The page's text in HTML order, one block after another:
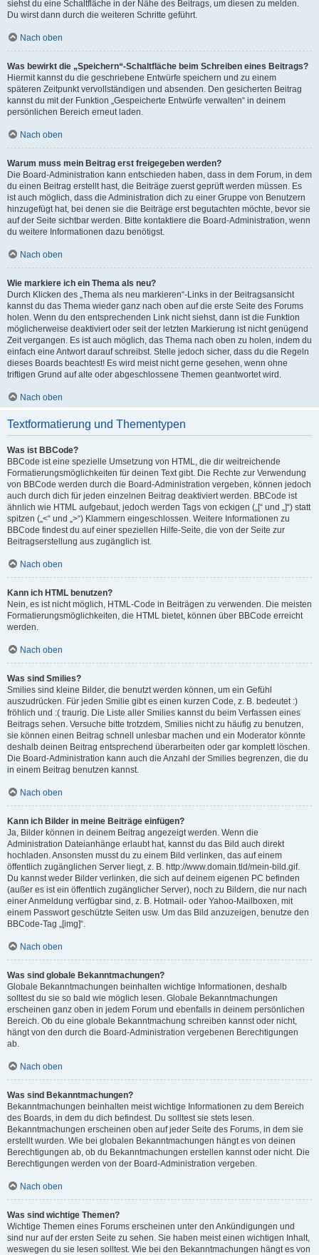
siehst du eine Schaltfläche in der Nähe des Beitrags, um diesen zu melden.
Du wirst dann durch die weiteren Schritte geführt.
Nach oben
Was bewirkt die „Speichern“-Schaltfläche beim Schreiben eines Beitrags?
Hiermit kannst du die geschriebene Entwürfe speichern und zu einem
späteren Zeitpunkt vervollständigen und absenden. Den gesicherten Beitrag
kannst du mit der Funktion „Gespeicherte Entwürfe verwalten“ in deinem
persönlichen Bereich erneut laden.
Nach oben
Warum muss mein Beitrag erst freigegeben werden?
Die Board-Administration kann entschieden haben, dass in dem Forum, in dem
du einen Beitrag erstellt hast, die Beiträge zuerst geprüft werden müssen. Es
ist auch möglich, dass die Administration dich zu einer Gruppe von Benutzern
hinzugefügt hat, bei denen sie die Beiträge erst begutachten möchte, bevor sie
auf der Seite sichtbar werden. Bitte kontaktiere die Board-Administration, wenn
du weitere Informationen dazu benötigst.
Nach oben
Wie markiere ich ein Thema als neu?
Durch Klicken des „Thema als neu markieren“-Links in der Beitragsansicht
kannst du das Thema wieder ganz nach oben auf die erste Seite des Forums
holen. Wenn du den entsprechenden Link nicht siehst, dann ist die Funktion
möglicherweise deaktiviert oder seit der letzten Markierung ist nicht genügend
Zeit vergangen. Es ist auch möglich, das Thema nach oben zu holen, indem du
einfach eine Antwort darauf schreibst. Stelle jedoch sicher, dass du die Regeln
dieses Boards beachtest! Es wird meist nicht gerne gesehen, wenn ohne
triftigen Grund auf alte oder abgeschlossene Themen geantwortet wird.
Nach oben
Textformatierung und Thementypen
Was ist BBCode?
BBCode ist eine spezielle Umsetzung von HTML, die dir weitreichende
Formatierungsmöglichkeiten für deinen Text gibt. Die Rechte zur Verwendung
von BBCode werden durch die Board-Administration vergeben, können jedoch
auch durch dich für jeden einzelnen Beitrag deaktiviert werden. BBCode ist
ähnlich wie HTML aufgebaut, jedoch werden Tags von eckigen („[“ und „]“) statt
spitzen („<“ und „>“) Klammern eingeschlossen. Weitere Informationen zu
BBCode findest du auf einer speziellen Hilfe-Seite, die von der Seite zur
Beitragserstellung aus zugänglich ist.
Nach oben
Kann ich HTML benutzen?
Nein, es ist nicht möglich, HTML-Code in Beiträgen zu verwenden. Die meisten
Formatierungsmöglichkeiten, die HTML bietet, können über BBCode erreicht
werden.
Nach oben
Was sind Smilies?
Smilies sind kleine Bilder, die benutzt werden können, um ein Gefühl
auszudrücken. Für jeden Smilie gibt es einen kurzen Code, z. B. bedeutet :)
fröhlich und :( traurig. Die Liste aller Smilies kannst du beim Verfassen eines
Beitrags sehen. Versuche bitte trotzdem, Smilies nicht zu häufig zu benutzen,
sie können einen Beitrag schnell unlesbar machen und ein Moderator könnte
deshalb deinen Beitrag entsprechend überarbeiten oder gar komplett löschen.
Die Board-Administration kann auch die Anzahl der Smilies begrenzen, die du
in einem Beitrag benutzen kannst.
Nach oben
Kann ich Bilder in meine Beiträge einfügen?
Ja, Bilder können in deinem Beitrag angezeigt werden. Wenn die
Administration Dateianhänge erlaubt hat, kannst du das Bild auch direkt
hochladen. Ansonsten musst du zu einem Bild verlinken, das auf einem
öffentlich zugänglichen Server liegt, z. B. http://www.domain.tld/mein-bild.gif.
Du kannst weder Bilder verlinken, die sich auf deinem eigenen PC befinden
(außer es ist ein öffentlich zugänglicher Server), noch zu Bildern, die nur nach
einer Anmeldung verfügbar sind, z. B. Hotmail- oder Yahoo-Mailboxen, mit
einem Passwort geschützte Seiten usw. Um das Bild anzuzeigen, benutze den
BBCode-Tag „[img]“.
Nach oben
Was sind globale Bekanntmachungen?
Globale Bekanntmachungen beinhalten wichtige Informationen, deshalb
solltest du sie so bald wie möglich lesen. Globale Bekanntmachungen
erscheinen ganz oben in jedem Forum und ebenfalls in deinem persönlichen
Bereich. Ob du eine globale Bekanntmachung schreiben kannst oder nicht,
hängt von den durch die Board-Administration vergebenen Berechtigungen
ab.
Nach oben
Was sind Bekanntmachungen?
Bekanntmachungen beinhalten meist wichtige Informationen zu dem Bereich
des Boards, in dem du dich befindest. Du solltest sie stets lesen.
Bekanntmachungen erscheinen oben auf jeder Seite des Forums, in dem sie
erstellt wurden. Wie bei globalen Bekanntmachungen hängt es von deinen
Berechtigungen ab, ob du Bekanntmachungen erstellen kannst oder nicht. Die
Berechtigungen werden von der Board-Administration vergeben.
Nach oben
Was sind wichtige Themen?
Wichtige Themen eines Forums erscheinen unter den Ankündigungen und
sind nur auf der ersten Seite zu sehen. Sie haben meist einen wichtigen Inhalt,
weswegen du sie lesen solltest. Wie bei den Bekanntmachungen hängt es von